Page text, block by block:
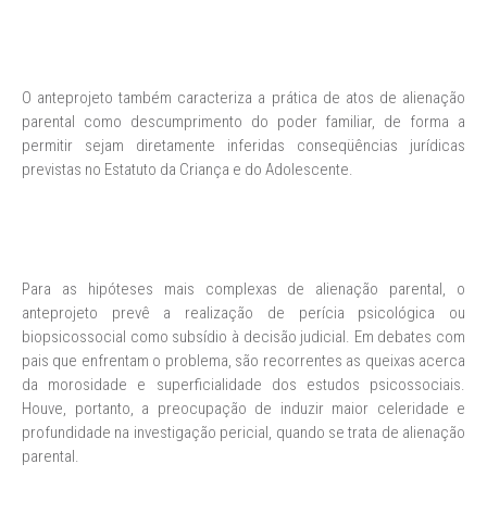
O anteprojeto também caracteriza a prática de atos de alienação
parental como descumprimento do poder familiar, de forma a
permitir sejam diretamente inferidas conseqüências jurídicas
previstas no Estatuto da Criança e do Adolescente.
Para as hipóteses mais complexas de alienação parental, o
anteprojeto prevê a realização de perícia psicológica ou
biopsicossocial como subsídio à decisão judicial. Em debates com
pais que enfrentam o problema, são recorrentes as queixas acerca
da morosidade e superficialidade dos estudos psicossociais.
Houve, portanto, a preocupação de induzir maior celeridade e
profundidade na investigação pericial, quando se trata de alienação
parental.